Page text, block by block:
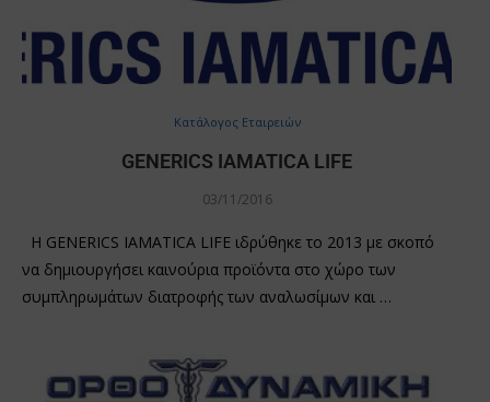
Κατάλογος Εταιρειών
GENERICS IAMATICA LIFE
03/11/2016
Η GENERICS IAMATICA LIFE ιδρύθηκε το 2013 με σκοπό
να δημιουργήσει καινούρια προϊόντα στο χώρο των
συμπληρωμάτων διατροφής των αναλωσίμων και …